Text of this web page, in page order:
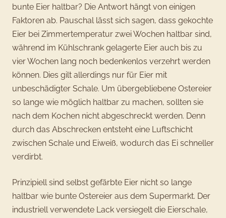
bunte Eier haltbar? Die Antwort hängt von einigen
Faktoren ab. Pauschal lässt sich sagen, dass gekochte
Eier bei Zimmertemperatur zwei Wochen haltbar sind,
während im Kühlschrank gelagerte Eier auch bis zu
vier Wochen lang noch bedenkenlos verzehrt werden
können. Dies gilt allerdings nur für Eier mit
unbeschädigter Schale. Um übergebliebene Ostereier
so lange wie möglich haltbar zu machen, sollten sie
nach dem Kochen nicht abgeschreckt werden. Denn
durch das Abschrecken entsteht eine Luftschicht
zwischen Schale und Eiweiß, wodurch das Ei schneller
verdirbt.
Prinzipiell sind selbst gefärbte Eier nicht so lange
haltbar wie bunte Ostereier aus dem Supermarkt. Der
industriell verwendete Lack versiegelt die Eierschale,